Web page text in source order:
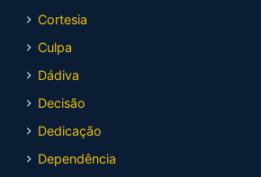
Cortesia
Culpa
Dádiva
Decisão
Dedicação
Dependência